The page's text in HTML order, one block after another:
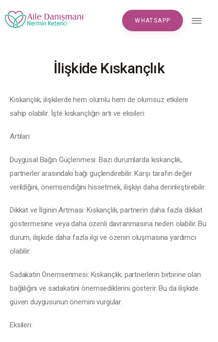
WHATSAPP
Anasayfa
Hakkımızda
Makaleler
Yorumlar
İletişim
İlişkide Kıskançlık
Kıskançlık, ilişkilerde hem olumlu hem de olumsuz etkilere
sahip olabilir. İşte kıskançlığın artı ve eksileri:
Artıları:
Duygusal Bağın Güçlenmesi: Bazı durumlarda kıskançlık,
partnerler arasındaki bağı güçlendirebilir. Karşı tarafın değer
verildiğini, önemsendiğini hissetmek, ilişkiyi daha derinleştirebilir.
Dikkat ve İlginin Artması: Kıskançlık, partnerin daha fazla dikkat
göstermesine veya daha özenli davranmasına neden olabilir. Bu
durum, ilişkide daha fazla ilgi ve özenin oluşmasına yardımcı
olabilir.
Sadakatin Önemsenmesi: Kıskançlık, partnerlerin birbirine olan
bağlılığını ve sadakatini önemsediklerini gösterir. Bu da ilişkide
güven duygusunun önemini vurgular.
Eksileri: